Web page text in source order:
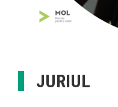
JURIUL